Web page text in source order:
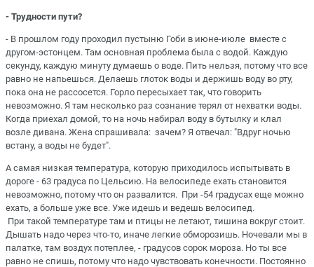
- Трудности пути?
- В прошлом году проходил пустыню Гоби в июне-июле вместе с
другом-эстонцем. Там основная проблема была с водой. Каждую
секунду, каждую минуту думаешь о воде. Пить нельзя, потому что все
равно не напьешься. Делаешь глоток воды и держишь воду во рту,
пока она не рассосется. Горло пересыхает так, что говорить
невозможно. Я там несколько раз сознание терял от нехватки воды.
Когда приехал домой, то на ночь набирал воду в бутылку и клал
возле дивана. Жена спрашивала: зачем? Я отвечал: "Вдруг ночью
встану, а воды не будет".
А самая низкая температура, которую приходилось испытывать в
дороге - 63 градуса по Цельсию. На велосипеде ехать становится
невозможно, потому что он развалится. При -54 градусах еще можно
ехать, а больше уже все. Уже идешь и ведешь велосипед.
При такой температуре там и птицы не летают, тишина вокруг стоит.
Дышать надо через что-то, иначе легкие обморозишь. Ночевали мы в
палатке, там воздух потеплее, - градусов сорок мороза. Но ты все
равно не спишь, потому что надо чувствовать конечности. Постоянно